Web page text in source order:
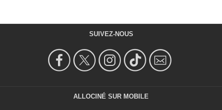
SUIVEZ-NOUS
ALLOCINÉ SUR MOBILE